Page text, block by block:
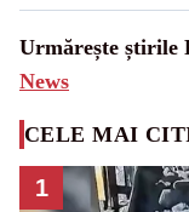
Urmărește știrile
News
CELE MAI
1